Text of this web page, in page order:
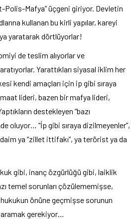
Polis-Mafya” üçgeni giriyor. Devletin
kullanan bu kirli yapılar, kareyi
yaratarak dörtlüyorlar!
de teslim alıyorlar ve
Yarattıkları siyasal iklim her
kendi amaçları için ip gibi sıraya
lideri, bazen bir mafya lideri,
destekleyen “bazı
oluyor… “İp gibi sıraya dizilmeyenler”,
ya “zillet ittifakı”, ya terörist ya da
gibi, inanç özgürlüğü gibi, laiklik
temel sorunları çözülememişse,
önüne geçmişse sorunun
aramak gerekiyor…